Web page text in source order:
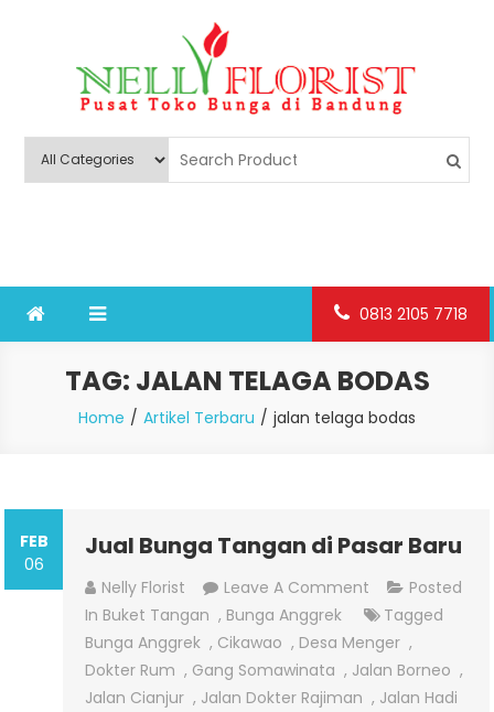
Nelly Florist Bandung
0813 2105 7718
TAG: JALAN TELAGA BODAS
Home Artikel Terbaru jalan telaga bodas
FEB
06
Jual Bunga Tangan di Pasar Baru
Nelly Florist Leave A Comment On
Jual
Bunga
Tangan
Di
Posted
In Buket Tangan , Bunga Anggrek
Tagged
Bunga Anggrek , Cikawao , Desa Menger ,
Dokter Rum , Gang Somawinata , Jalan Borneo ,
Jalan Cianjur , Jalan Dokter Rajiman , Jalan Hadi